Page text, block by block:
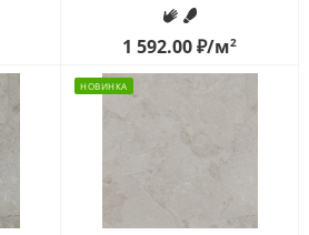
1 592.00₽/м2
НОВИНКА